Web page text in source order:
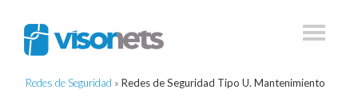
Redes de Seguridad » Redes de Seguridad Tipo U. Mantenimiento